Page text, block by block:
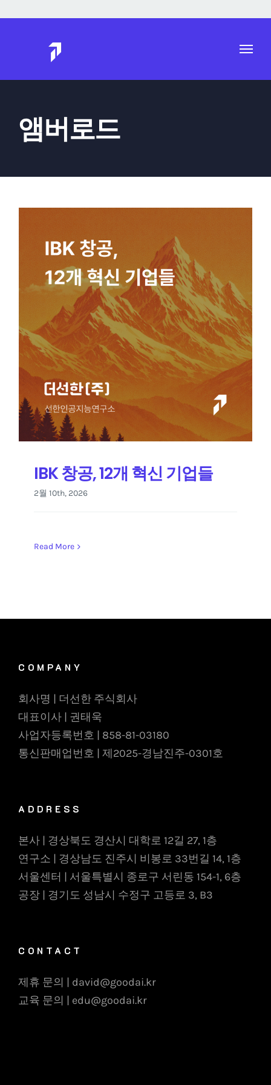
앰버로드
IBK 창공, 12개 혁신 기업들
2월 10th, 2026
Read More
COMPANY
회사명 | 더선한 주식회사
대표이사 | 권태욱
사업자등록번호 | 858-81-03180
통신판매업번호 | 제2025-경남진주-0301호
ADDRESS
본사 | 경상북도 경산시 대학로 12길 27, 1층
연구소 | 경상남도 진주시 비봉로 33번길 14, 1층
서울센터 | 서울특별시 종로구 서린동 154-1, 6층
공장 | 경기도 성남시 수정구 고등로 3, B3
CONTACT
제휴 문의 | david@goodai.kr
교육 문의 | edu@goodai.kr